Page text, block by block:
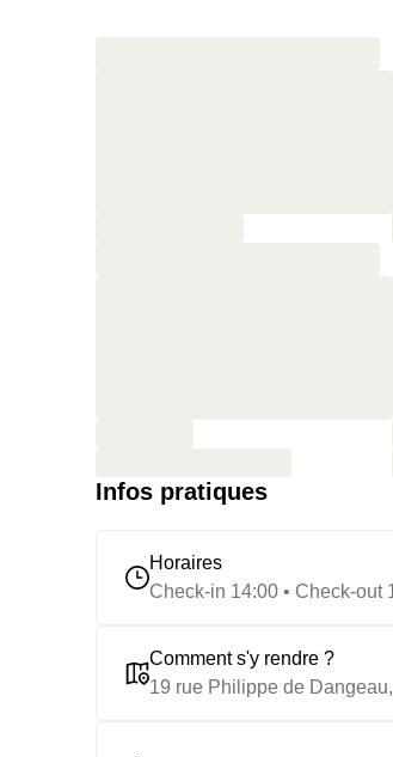
Infos pratiques
Horaires
Check-in 14:00 • Check-out
Comment s'y rendre ?
19 rue Philippe de